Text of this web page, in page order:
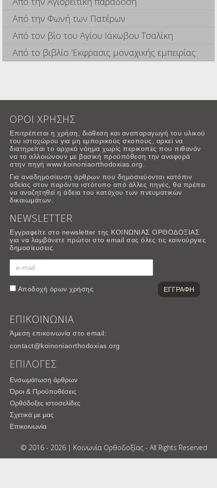
Από την Φωνή των Πατέρων
Από τον βίο του Αγίου Ιάκωβου Τσαλίκη
Από το βιβλίο 'Εκφρασις μοναχικής εμπειρίας
ΟΡΟΙ ΧΡΗΣΗΣ
Επιτρέπεται η χρήση, διάθεση και αναπαραγωγή του υλικού
του ιστοχώρου για μη εμπορικούς σκοπους, αρκεί να
διατηρείται το αρχικό νόημα χωρίς περικοπές που πιθανόν
να το αλλοιώνουν με βασική προϋπόθεση την αναφορά
στην πηγή www.koinoniaorthodoxias.org.
Για αναδημοσίευση άρθρων που δημοσιεύονται κατόπιν
αδείας στον παρόντα ιστότοπο από άλλες πηγές, θα πρέπει
να αναζητηθεί η άδεια του κατόχου των πνευματικών
δικαιωμάτων.
NEWSLETTER
Εγγραφείτε στο newsletter της ΚΟΙΝΩΝΙΑΣ ΟΡΘΟΔΟΞΙΑΣ
για να λαμβάνετε πρώτοι στο email σας όλες τις καινούργιες
δημοσίευσεις.
Αποδοχή όρων χρήσης
ΕΠΙΚΟΙΝΩΝΙΑ
Άμεση επικοινωνία στο email:
contact@koinoniaorthodoxias.org
ΕΠΙΛΟΓΕΣ
Ενσωμάτωση άρθρων
Όροι & Προϋποθέσεις
Ορθόδοξες ιστοσελίδες
Σχετικά με μας
Επικοινωνία
© 2016 - 2026 | Κοινωνία Ορθοδοξίας - All Rights Reserved